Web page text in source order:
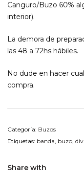
Canguro/Buzo 60%
interior).
La demora de
las 48 a 72hs hábiles.
No dude en hacer
compra.
Categoría: Buzos
Etiquetas: banda, buzo,
Share with